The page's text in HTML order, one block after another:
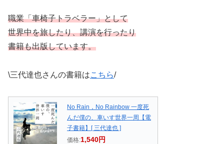
職業「車椅子トラベラー」として
世界中を旅したり、講演を行ったり
書籍も出版しています。
\三代達也さんの書籍はこちら/
No Rain，No Rainbow 一度死
んだ僕の、車いす世界一周【電
子書籍】[ 三代達也 ]
価格:1,540円